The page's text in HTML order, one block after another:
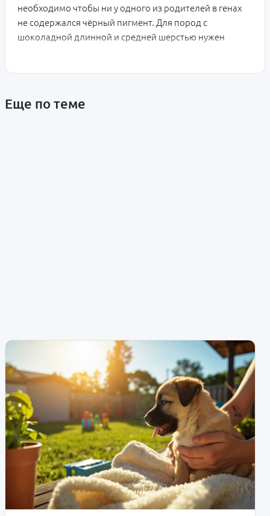
необходимо чтобы ни у одного из родителей в генах
не содержался чёрный пигмент. Для пород с
шоколадной длинной и средней шерстью нужен
Еще по теме